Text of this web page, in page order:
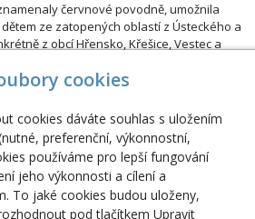
červnové povodně, umožnila
ze zatopených oblastí z Ústeckého a
z obcí Hřensko, Křešice, Vestec a
mohly zúčastnit druhého turnusu, který
a července. Cílem bylo uvolnit rodičům
povodní a zároveň dostat děti z
infekce a negativní vlivy na psychiku.
z fondu prevence na letošní ročník
kolem 100 milionů korun. Přesné
do dvou měsíců od skončení
cookies
cookies dáváte souhlas s uložením
preferenční, výkonnostní,
používáme pro lepší fungování
jeho výkonnosti a cílení a
To jaké cookies budou uloženy,
pod tlačítkem Upravit